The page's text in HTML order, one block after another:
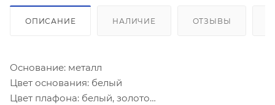
ОПИСАНИЕ НАЛИЧИЕ ОТЗЫВЫ
Основание: металл
Цвет основания: белый
Цвет плафона: белый, золото